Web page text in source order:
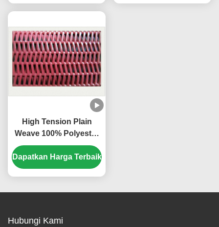
High Tension Plain
Weave 100% Polyester
Mesh Belt Digunakan
Untuk Conveyor Belt
Dapatkan Harga Terbaik
Hubungi Kami